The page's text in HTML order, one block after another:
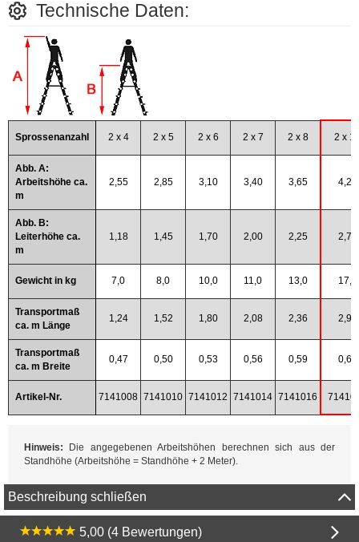
Technische Daten:
Sprossenanzahl 2 x 4 2 x 5 2 x 6 2 x 7 2 x 8 2 x
Abb. A:
Arbeitshöhe ca.
m
2,55 2,85 3,10 3,40 3,65 4,20
Abb. B:
Leiterhöhe ca.
m
1,18 1,45 1,70 2,00 2,25 2,75
Gewicht in kg 7,0 8,0 10,0 11,0 13,0 17,0
Transportmaß
ca. m Länge
1,24 1,52 1,80 2,08 2,36 2,92
Transportmaß
ca. m Breite
0,47 0,50 0,53 0,56 0,59 0,65
Artikel-Nr. 7141008 7141010 7141012 7141014 7141016
Hinweis: Die angegebenen Arbeitshöhen berechnen sich aus der
Standhöhe (Arbeitshöhe = Standhöhe + 2 Meter).
Beschreibung schließen
5,00 (4 Bewertungen)